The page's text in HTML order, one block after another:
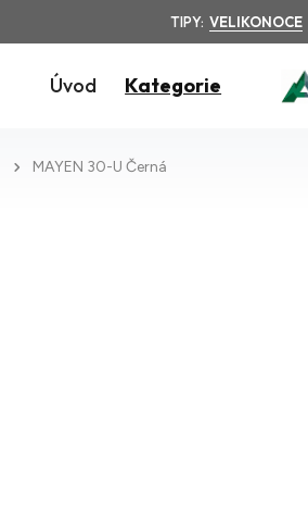
TIPY: VELIKONOCE
Úvod Kategorie
MAYEN 30-U Černá